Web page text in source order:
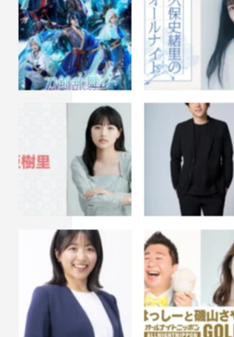
んと一緒にいることでそんな表情
たんだなと。そう思うと、なぜ
んな楠見がやたら空気の読めな
西園寺さんと同じく、彼も自分
っているから。そう思うと、怒
い楠見もとてもいとおしく感じ
松村さんがまた新しい表情でとて
くださっているので、ぜひ楽し
して、そんな楠見を見ていたル
るで父と娘の立場が逆転したか
にもかわいいくて笑ってしまい
えで保育園に行くと、年上クラ
ことがよくあるんですが、ルカ